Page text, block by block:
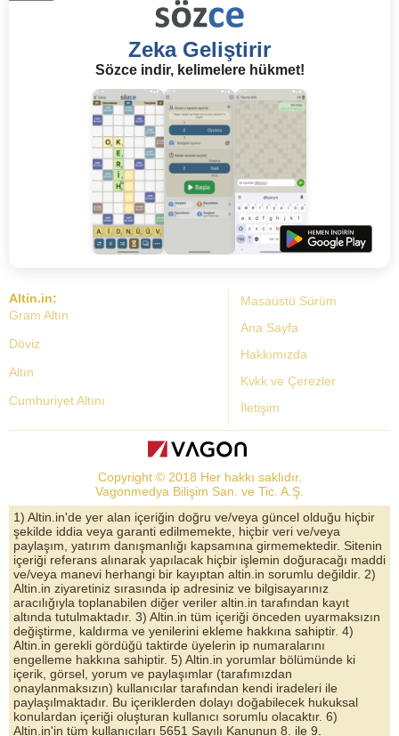
Zeka Geliştirir
Sözce indir, kelimelere hükmet!
Masaüstü Sürüm
Ana Sayfa
Hakkımızda
Kvkk ve Çerezler
İletişim
Altin.in:
Gram Altın
Döviz
Altın
Cumhuriyet Altını
Dolar Kuru
Altın Yorumları
Döviz Kurları
Çeyrek Altın
Bitcoin
Euro/Dolar Parite
Sterlin
Döviz Arşivi
Copyright © 2018 Her hakkı saklıdır.
Vagonmedya Bilişim San. ve Tic. A.Ş.
1) Altin.in'de yer alan içeriğin doğru ve/veya güncel olduğu hiçbir
şekilde iddia veya garanti edilmemekte, hiçbir veri ve/veya
paylaşım, yatırım danışmanlığı kapsamına girmemektedir. Sitenin
içeriği referans alınarak yapılacak hiçbir işlemin doğuracağı maddi
ve/veya manevi herhangi bir kayıptan altin.in sorumlu değildir. 2)
Altin.in ziyaretiniz sırasında ip adresiniz ve bilgisayarınız
aracılığıyla toplanabilen diğer veriler altin.in tarafından kayıt
altında tutulmaktadır. 3) Altin.in tüm içeriği önceden uyarmaksızın
değiştirme, kaldırma ve yenilerini ekleme hakkına sahiptir. 4)
Altin.in gerekli gördüğü taktirde üyelerin ip numaralarını
engelleme hakkına sahiptir. 5) Altin.in yorumlar bölümünde ki
içerik, görsel, yorum ve paylaşımlar (tarafımızdan
onaylanmaksızın) kullanıcılar tarafından kendi iradeleri ile
paylaşılmaktadır. Bu içeriklerden dolayı doğabilecek hukuksal
konulardan içeriği oluşturan kullanıcı sorumlu olacaktır. 6)
Altin.in'in tüm kullanıcıları 5651 Sayılı Kanunun 8. ile 9.